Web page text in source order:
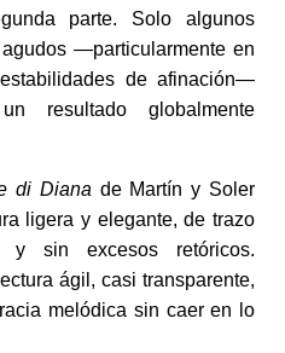
parte. Solo algunos
—particularmente en
de afinación—
resultado globalmente
di Diana de Martín y Soler
ligera y elegante, de trazo
y sin excesos retóricos.
ágil, casi transparente,
melódica sin caer en lo